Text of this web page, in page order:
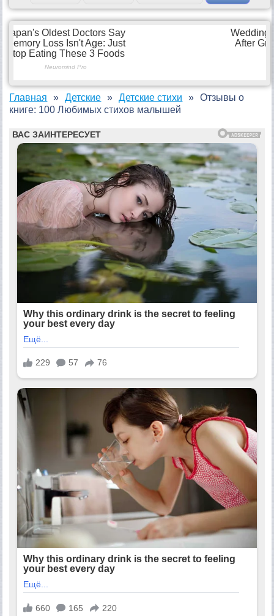
Главная Детские Детские стихи
Отзывы о
книге: 100 Любимых стихов малышей